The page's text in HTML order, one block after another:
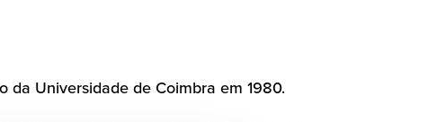
da Universidade de Coimbra em 1980.